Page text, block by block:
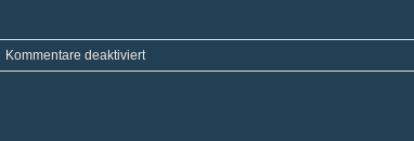
Kommentare deaktiviertfür
Rekordzuwendungen